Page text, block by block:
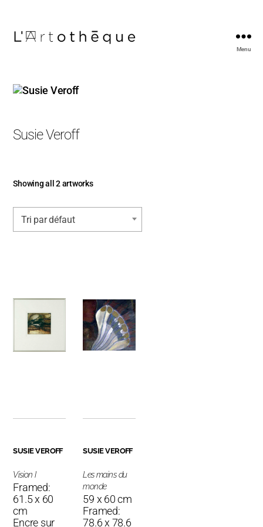
Menu
Susie Veroff
Showing all 2 artworks
Tri par défaut
SUSIE VEROFF
Vision I
Framed:
61.5 x 60
cm
Encre sur
SUSIE VEROFF
Les mains du
monde
59 x 60 cm
Framed:
78.6 x 78.6